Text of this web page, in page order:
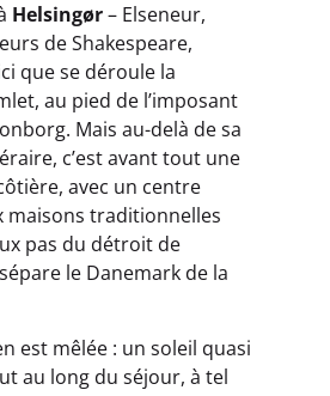
Helsingør– Elseneur,
de Shakespeare,
que se déroule la
au pied de l’imposant
Mais au-delà de sa
c’est avant tout une
avec un centre
maisons traditionnelles
pas du détroit de
le Danemark de la
est mêlée : un soleil quasi
au long du séjour, à tel